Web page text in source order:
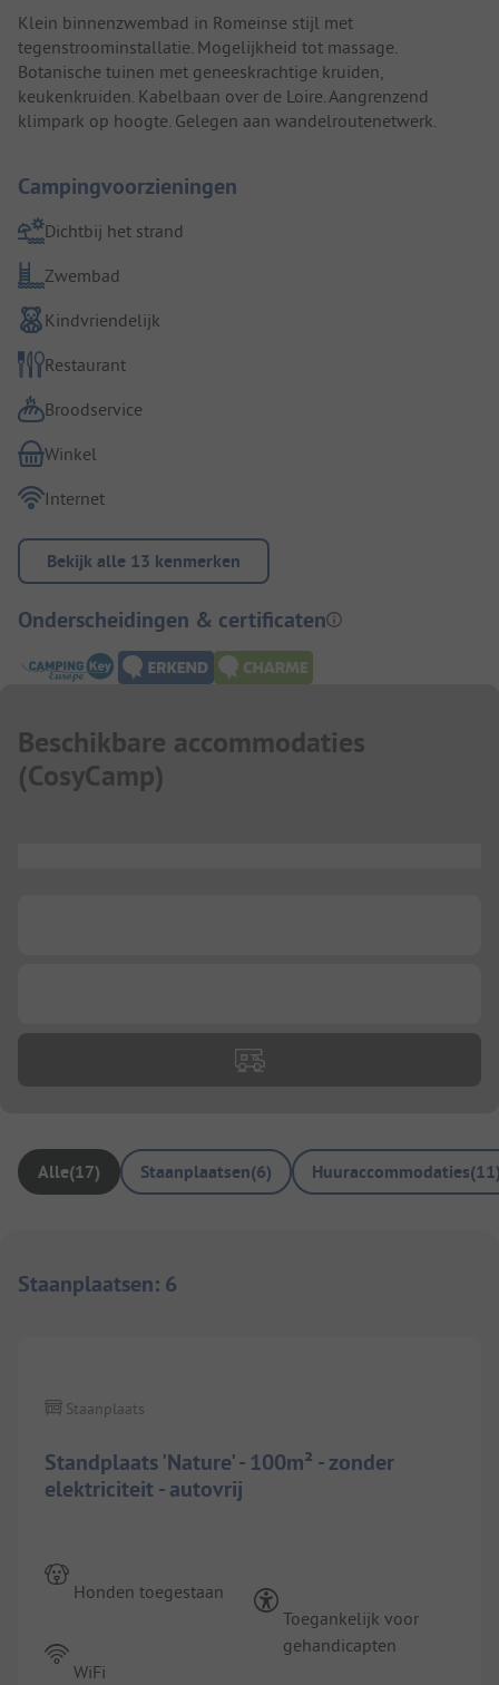
Klein binnenzwembad in Romeinse stijl met
tegenstroominstallatie. Mogelijkheid tot massage.
Botanische tuinen met geneeskrachtige kruiden,
keukenkruiden. Kabelbaan over de Loire. Aangrenzend
klimpark op hoogte. Gelegen aan wandelroutenetwerk.
Campingvoorzieningen
Dichtbij het strand
Zwembad
Kindvriendelijk
Restaurant
Broodservice
Winkel
Internet
Bekijk alle 13 kenmerken
Onderscheidingen & certificaten
Beschikbare accommodaties
(CosyCamp)
Alle(17) Staanplaatsen(6) Huuraccommodaties(11
Staanplaatsen: 6
Standplaats 'Nature' - 100m² - zonder
elektriciteit - autovrij
Staanplaats
Honden toegestaan
WiFi
Toegankelijk voor
gehandicapten